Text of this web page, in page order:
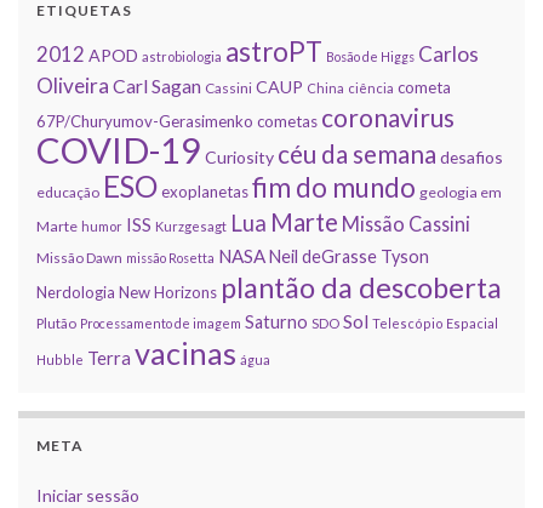
ETIQUETAS
2012 APOD astrobiologia astroPT Bosão de Higgs Carlos
Oliveira Carl Sagan Cassini CAUP China ciência cometa
67P/Churyumov-Gerasimenko cometas coronavirus
COVID-19 Curiosity céu da semana desafios
educação ESOexoplanetasfim do mundo geologia em
Marte humor ISS Kurzgesagt Lua Marte Missão Cassini
Missão Dawn missão Rosetta NASANeil deGrasse Tyson
Nerdologia New Horizons plantão da descoberta
Plutão Processamento de imagem Saturno SDO Sol Telescópio Espacial
Hubble Terra vacinas água
META
Iniciar sessão